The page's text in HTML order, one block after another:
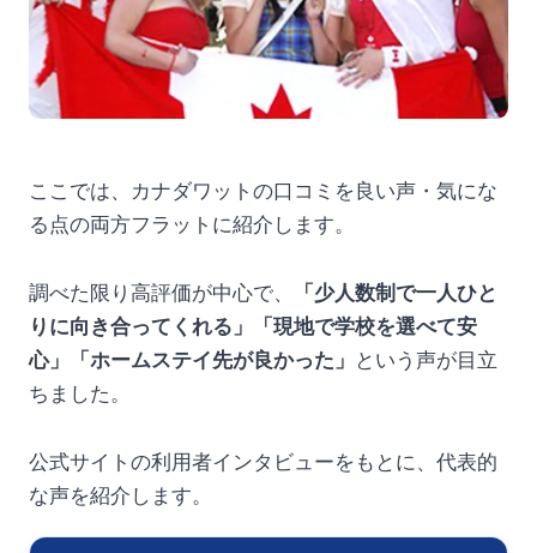
ここでは、カナダワットの口コミを良い声・気にな
る点の両方フラットに紹介します。
調べた限り高評価が中心で、
「少人数制で一人ひと
りに向き合ってくれる」「現地で学校を選べて安
心」「ホームステイ先が良かった」
という声が目立
ちました。
公式サイトの利用者インタビューをもとに、代表的
な声を紹介します。